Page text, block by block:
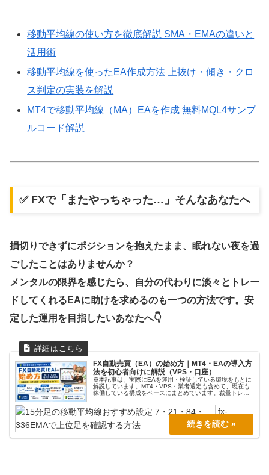
移動平均線の使い方を徹底解説 SMA・EMAの違いと
活用術
移動平均線を使ったEA作成方法 上抜け・傾き・クロ
ス判定の実装を解説
MT4で移動平均線（MA）EAを作成 無料MQL4サンプ
ルコード解説
✅ FXで「またやっちゃった…」そんなあなたへ
損切りできずにポジションを抱えたまま、眠れない夜を過
ごしたことはありませんか？
メンタルの限界を感じたら、自分の代わりに淡々とトレー
ドしてくれるEAに助けを求めるのも一つの方法です。安
定した運用を目指したいあなたへ👇
FX自動売買（EA）の始め方｜MT4・EAの導入方
法を初心者向けに解説（VPS・口座）
※本記事は、実際にEAを運用・検証している環境をもとに
解説しています。MT4・VPS・業者選定も含めて、現在も
稼働している構成をベースにまとめています。裁量トレー
かったりする場合、決めたル...
fx-
prog.com